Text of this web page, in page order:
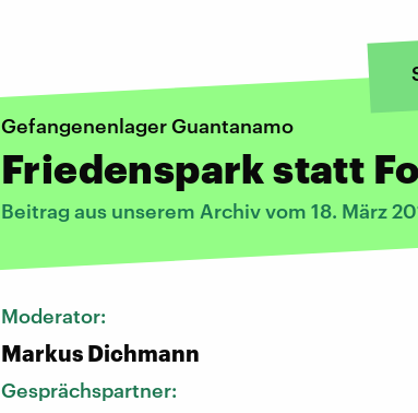
Gefangenenlager Guantanamo
Friedenspark statt
Beitrag aus unserem Archiv vom 18. März
Moderator:
Markus Dichmann
Gesprächspartner: